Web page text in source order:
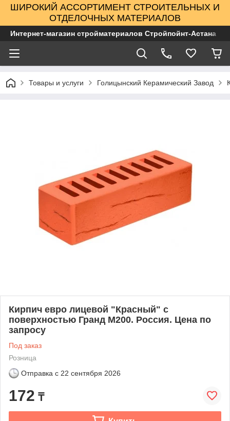
ШИРОКИЙ АССОРТИМЕНТ СТРОИТЕЛЬНЫХ И
ОТДЕЛОЧНЫХ МАТЕРИАЛОВ
Интернет-магазин стройматериалов Стройпойнт-Астана
Товары и услуги Голицынский Керамический Завод
Кирпич евро лицевой "Красный" с
поверхностью Гранд М200. Россия. Цена по
запросу
Под заказ
Розница
Отправка с 22 сентября 2026
172 ₸